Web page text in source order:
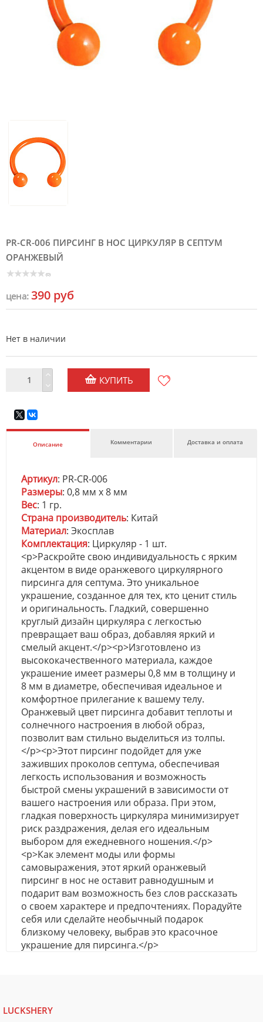
PR-CR-006 ПИРСИНГ В НОС ЦИРКУЛЯР В СЕПТУМ
ОРАНЖЕВЫЙ
(0)
цена: 390 руб
Нет в наличии
КУПИТЬ
Описание Комментарии Доставка и оплата
Артикул: PR-CR-006
Размеры: 0,8 мм х 8 мм
Вес: 1 гр.
Страна производитель: Китай
Материал: Экосплав
Комплектация: Циркуляр - 1 шт.
<p>Раскройте свою индивидуальность с ярким
акцентом в виде оранжевого циркулярного
пирсинга для септума. Это уникальное
украшение, созданное для тех, кто ценит стиль
и оригинальность. Гладкий, совершенно
круглый дизайн циркуляра с легкостью
превращает ваш образ, добавляя яркий и
смелый акцент.</p><p>Изготовлено из
высококачественного материала, каждое
украшение имеет размеры 0,8 мм в толщину и
8 мм в диаметре, обеспечивая идеальное и
комфортное прилегание к вашему телу.
Оранжевый цвет пирсинга добавит теплоты и
солнечного настроения в любой образ,
позволит вам стильно выделиться из толпы.
</p><p>Этот пирсинг подойдет для уже
заживших проколов септума, обеспечивая
легкость использования и возможность
быстрой смены украшений в зависимости от
вашего настроения или образа. При этом,
гладкая поверхность циркуляра минимизирует
риск раздражения, делая его идеальным
выбором для ежедневного ношения.</p>
<p>Как элемент моды или формы
самовыражения, этот яркий оранжевый
пирсинг в нос не оставит равнодушным и
подарит вам возможность без слов рассказать
о своем характере и предпочтениях. Порадуйте
себя или сделайте необычный подарок
близкому человеку, выбрав это красочное
украшение для пирсинга.</p>
LUCKSHERY